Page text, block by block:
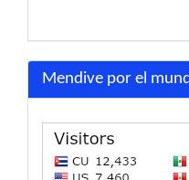
Mendive por el